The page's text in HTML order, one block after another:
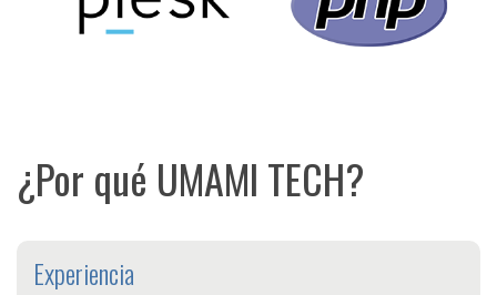
¿Por qué UMAMI TECH?
Experiencia